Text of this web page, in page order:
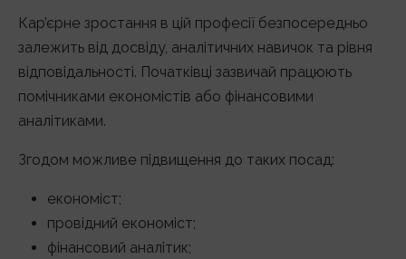
Кар’єрне зростання в цій професії безпосередньо
залежить від досвіду, аналітичних навичок та рівня
відповідальності. Початківці зазвичай працюють
помічниками економістів або фінансовими
аналітиками.
Згодом можливе підвищення до таких посад:
економіст;
провідний економіст;
фінансовий аналітик;